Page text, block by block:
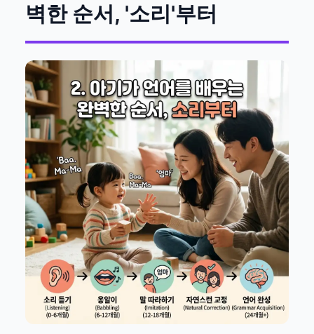
벽한 순서, '소리'부터